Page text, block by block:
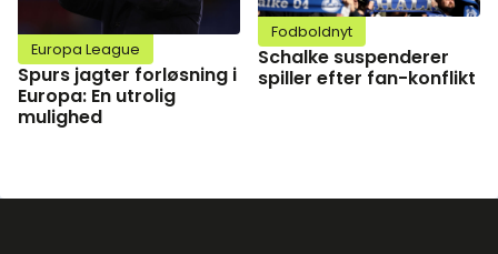
Europa League
Spurs jagter forløsning i
Europa: En utrolig
mulighed
Fodboldnyt
Schalke suspenderer
spiller efter fan-konflikt